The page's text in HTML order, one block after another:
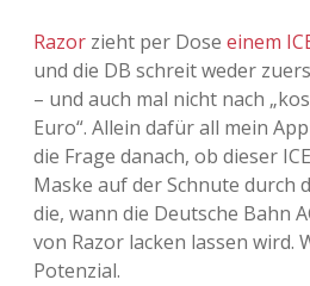
Razor zieht per Dose einem
und die DB schreit weder
– und auch mal nicht nach
Euro“. Allein dafür all mein
die Frage danach, ob dieser
Maske auf der Schnute durch
die, wann die Deutsche Bahn
von Razor lacken lassen wird.
Potenzial.